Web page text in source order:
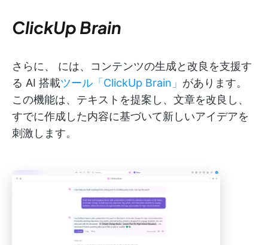
ClickUp Brain
さらに、
には、コンテンツの生成と改良を支援す
る AI 搭載ツール「ClickUp Brain」 があります。
この機能は、テキストを提案し、文章を改良し、
すでに作成した内容に基づいて新しいアイデアを
刺激します。